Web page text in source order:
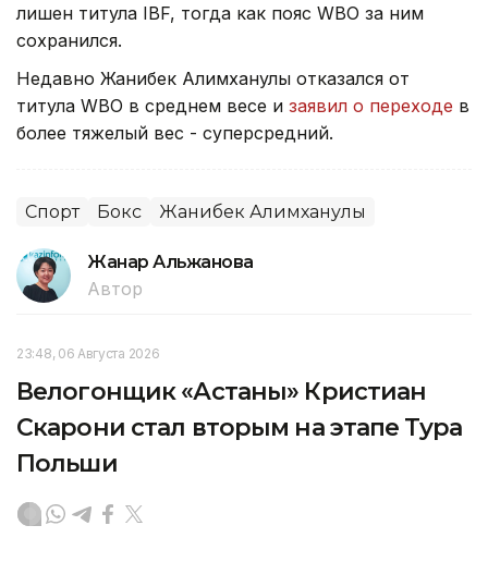
лишен титула IBF, тогда как пояс WBO за ним
сохранился.
Недавно Жанибек Алимханулы отказался от
титула WBO в среднем весе и заявил о переходе в
более тяжелый вес - суперсредний.
Спорт Бокс Жанибек Алимханулы
Жанар Альжанова
Автор
23:48, 06 Августа 2026
Велогонщик «Астаны» Кристиан
Скарони стал вторым на этапе Тура
Польши